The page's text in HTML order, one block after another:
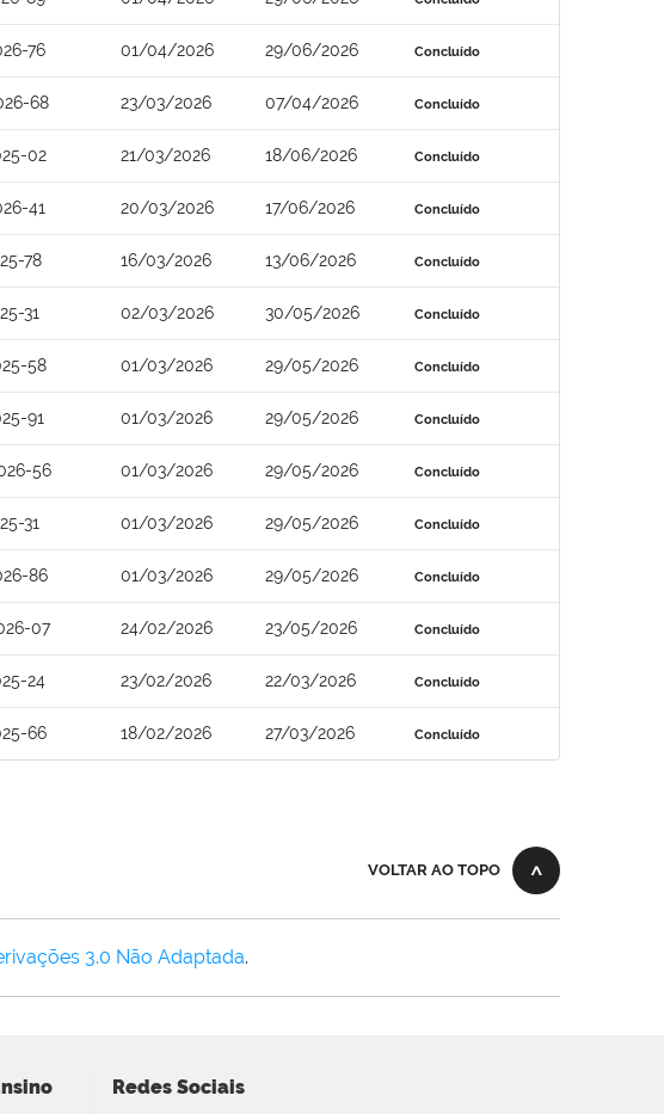
76 01/04/2026 29/06/2026 Concluído
68 23/03/2026 07/04/2026 Concluído
02 21/03/2026 18/06/2026 Concluído
41 20/03/2026 17/06/2026 Concluído
78 16/03/2026 13/06/2026 Concluído
31 02/03/2026 30/05/2026 Concluído
58 01/03/2026 29/05/2026 Concluído
91 01/03/2026 29/05/2026 Concluído
56 01/03/2026 29/05/2026 Concluído
31 01/03/2026 29/05/2026 Concluído
86 01/03/2026 29/05/2026 Concluído
07 24/02/2026 23/05/2026 Concluído
24 23/02/2026 22/03/2026 Concluído
66 18/02/2026 27/03/2026 Concluído
VOLTAR AO TOPO
3.0 Não Adaptada.
Redes Sociais